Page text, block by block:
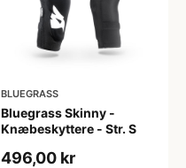
BLUEGRASS
Bluegrass Skinny -
Knæbeskyttere - Str. S
496,00 kr